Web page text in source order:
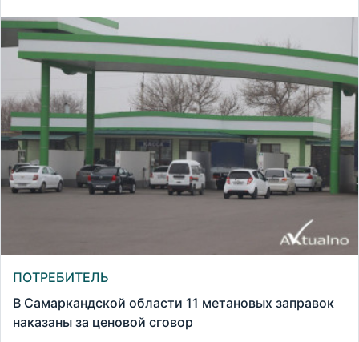
ПОТРЕБИТЕЛЬ
В Самаркандской области 11 метановых заправок
наказаны за ценовой сговор